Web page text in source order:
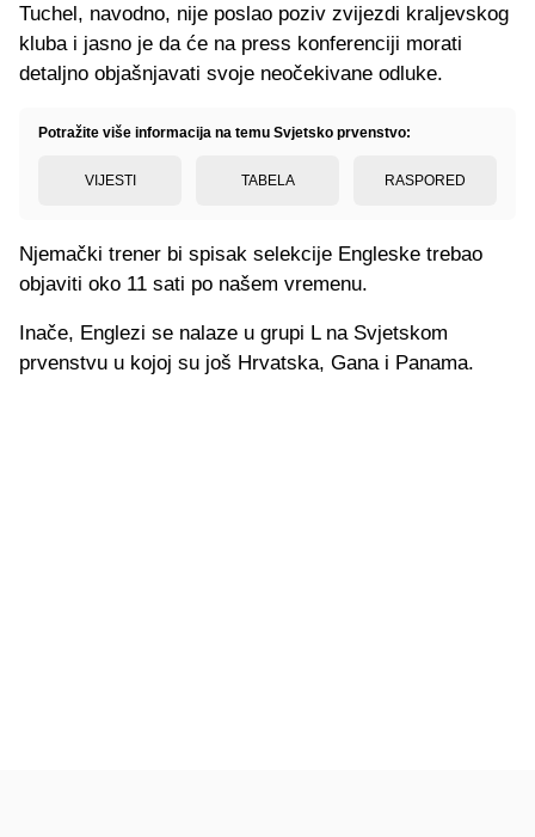
Tuchel, navodno, nije poslao poziv zvijezdi kraljevskog
kluba i jasno je da će na press konferenciji morati
detaljno objašnjavati svoje neočekivane odluke.
Potražite više informacija na temu Svjetsko prvenstvo:
VIJESTI TABELA RASPORED
Njemački trener bi spisak selekcije Engleske trebao
objaviti oko 11 sati po našem vremenu.
Inače, Englezi se nalaze u grupi L na Svjetskom
prvenstvu u kojoj su još Hrvatska, Gana i Panama.